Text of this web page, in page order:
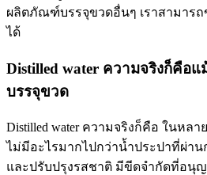
ผลิตภัณฑ์บรรจุขวดอื่นๆ เราสามารถ
ได้
Distilled water ความจริงก็คื
บรรจุขวด
Distilled water ความจริงก็คือ ในห
ไม่มีอะไรมากไปกว่าน้ำประปาที่ผ่าน
และปรับปรุงรสชาติ มีขีดจำกัดที่อนุ